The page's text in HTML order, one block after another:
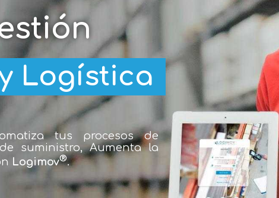
Logística
tus procesos de
suministro, Aumenta la
Logimov®.